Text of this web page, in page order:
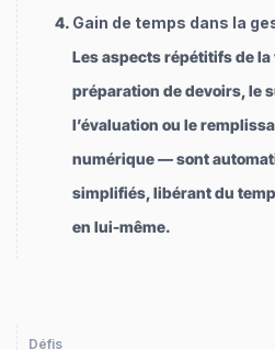
Gain de temps dans la
Les aspects répétitifs de
préparation de devoirs, le
l’évaluation ou le
numérique — sont
simplifiés, libérant du
en lui-même.
Défis